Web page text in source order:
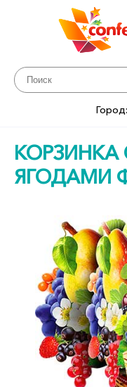
Город:
КОРЗИНКА
ЯГОДАМИ